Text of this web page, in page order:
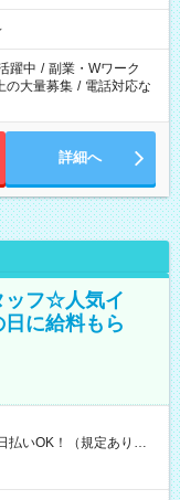
躍中 / 副業・Wワーク
の大量募集 / 電話対応な
詳細へ
ッフ☆人気イ
に給料もら
ンビニATMから 日払